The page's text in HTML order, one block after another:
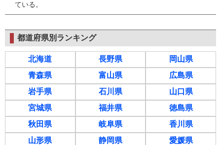
ている。
都道府県別ランキング
北海道
青森県
岩手県
宮城県
秋田県
山形県
長野県
富山県
石川県
福井県
岐阜県
静岡県
岡山県
広島県
山口県
徳島県
香川県
愛媛県